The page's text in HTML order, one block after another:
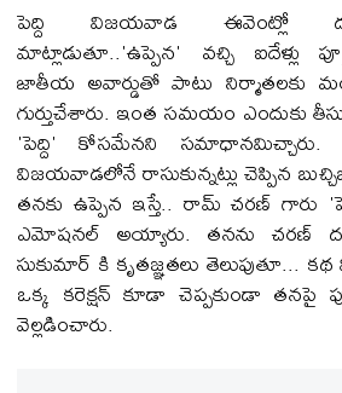
పెద్ది విజ‌య‌వాడ ఈవెంట్లో
మాట్లాడుతూ..'ఉప్పెన' వచ్చి ఐదేళ్లు
జాతీయ అవార్డుతో పాటు నిర్మాతలకు
గుర్తుచేశారు. ఇంత సమయం ఎందుకు
'పెద్ది' కోసమేనని సమాధానమిచ్చారు.
విజయవాడలోనే రాసుకున్నట్లు చెప్పిన
తనకు ఉప్పెన ఇస్తే.. రామ్ చరణ్ గారు
ఎమోషనల్ అయ్యారు. తనను చరణ్
సుకుమార్ కి కృతజ్ఞతలు తెలుపుతూ...
ఒక్క కరెక్షన్ కూడా చెప్పకుండా తనపై
వెల్లడించారు.